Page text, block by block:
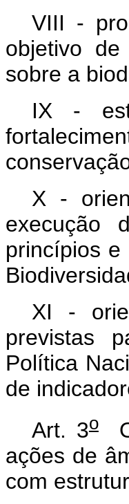
VIII -
objetivo
sobre a
IX -
X -
execução
princípios
XI -
previstas
Política
de
Art. 3oO
ações de
com